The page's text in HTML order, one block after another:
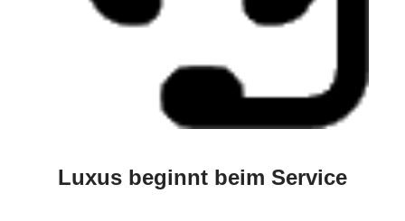
Luxus beginnt beim Service